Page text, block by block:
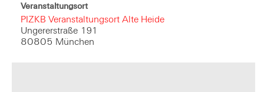
Veranstaltungsort
PIZKB Veranstaltungsort Alte Heide
Ungererstraße 191
80805 München